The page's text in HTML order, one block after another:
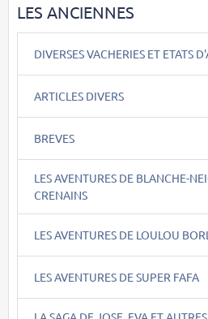
LES ANCIENNES
DIVERSES VACHERIES ET ETATS
ARTICLES DIVERS
BREVES
LES AVENTURES DE BLANCHE-
CRENAINS
LES AVENTURES DE LOULOU
LES AVENTURES DE SUPER FAFA